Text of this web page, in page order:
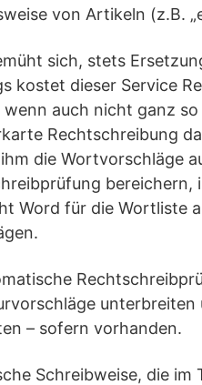
von Artikeln (z.B.
sich, stets
kostet dieser Service
wenn auch nicht ganz
Rechtschreibung
die Wortvorschläge
bereichern,
Word für die Wortliste
– sofern vorhanden.
Schreibweise, die